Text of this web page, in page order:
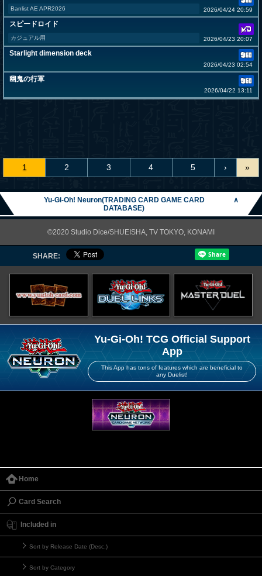
Banlist AE APR2026 2026/04/24 20:59
スピードロイド
カジュアル用 2026/04/23 20:07
Starlight dimension deck
2026/04/23 02:54
幽鬼の行軍
2026/04/22 13:11
1 2 3 4 5 › »
Yu-Gi-Oh! Neuron(TRADING CARD GAME CARD
DATABASE)
∧
©2020 Studio Dice/SHUEISHA, TV TOKYO, KONAMI
SHARE:
Yu-Gi-Oh! TCG Official Support
App
This App has tons of features which are beneficial to
any Duelist!
Home
Card Search
Included in
Sort by Release Date (Desc.)
Sort by Category